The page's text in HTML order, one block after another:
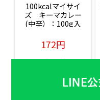
100kcalマイサイ
ズ　キーマカレー
(中辛）：100g入
172円
販売価格(税込)